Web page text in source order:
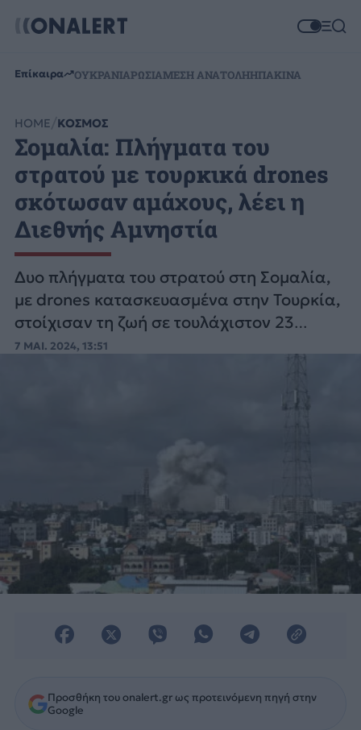
Επίκαιρα ΟΥΚΡΑΝΙΑΡΩΣΙΑΜΕΣΗ ΑΝΑΤΟΛΗΗΠΑΚΙΝΑ
HOME ΚΟΣΜΟΣ
Σομαλία: Πλήγματα του
στρατού με τουρκικά drones
σκότωσαν αμάχους, λέει η
Διεθνής Αμνηστία
Δυο πλήγματα του στρατού στη Σομαλία,
με drones κατασκευασμένα στην Τουρκία,
στοίχισαν τη ζωή σε τουλάχιστον 23
άμαχους, καταγγέλλει η Διεθνής
7 ΜΑΙ. 2024, 13:51
Προσθήκη του onalert.gr ως προτεινόμενη πηγή στην
Google